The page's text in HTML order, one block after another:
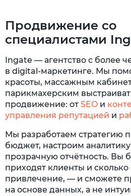
Продвижение со
специалистами
Ingate — агентство с более
в digital-маркетинге. Мы
красоты, массажным
парикмахерским
продвижение: от SEO и
управления репутацией и
Мы разработаем стратегию
бюджет, настроим
прозрачную отчётность. Вы
приходят клиенты и сколько
привлечение, — и сможете
на основе данных, а не